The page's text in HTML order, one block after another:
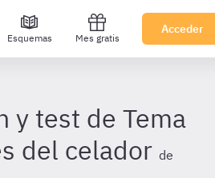
Esquemas Mes gratis
Acceder
y test de Tema
del celador de